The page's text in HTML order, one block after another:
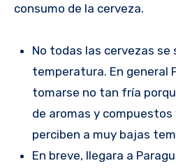
consumo de la cerveza.
No todas las cervezas se
temperatura. En general
tomarse no tan fría
de aromas y
perciben a muy bajas
En breve, llegara a